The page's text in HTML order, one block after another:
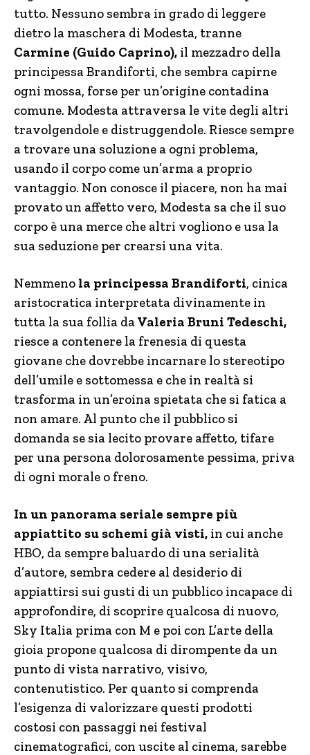
tutto. Nessuno sembra in grado di leggere
dietro la maschera di Modesta, tranne
Carmine (Guido Caprino), il mezzadro della
principessa Brandiforti, che sembra capirne
ogni mossa, forse per un’origine contadina
comune. Modesta attraversa le vite degli altri
travolgendole e distruggendole. Riesce sempre
a trovare una soluzione a ogni problema,
usando il corpo come un’arma a proprio
vantaggio. Non conosce il piacere, non ha mai
provato un affetto vero, Modesta sa che il suo
corpo è una merce che altri vogliono e usa la
sua seduzione per crearsi una vita.
Nemmeno la principessa Brandiforti, cinica
aristocratica interpretata divinamente in
tutta la sua follia daValeria Bruni Tedeschi,
riesce a contenere la frenesia di questa
giovane che dovrebbe incarnare lo stereotipo
dell’umile e sottomessa e che in realtà si
trasforma in un’eroina spietata che si fatica a
non amare. Al punto che il pubblico si
domanda se sia lecito provare affetto, tifare
per una persona dolorosamente pessima, priva
di ogni morale o freno.
In un panorama seriale sempre più
appiattito su schemi già visti, in cui anche
HBO, da sempre baluardo di una serialità
d’autore, sembra cedere al desiderio di
appiattirsi sui gusti di un pubblico incapace di
approfondire, di scoprire qualcosa di nuovo,
Sky Italia prima con M e poi con L’arte della
gioia propone qualcosa di dirompente da un
punto di vista narrativo, visivo,
contenutistico. Per quanto si comprenda
l’esigenza di valorizzare questi prodotti
costosi con passaggi nei festival
cinematografici, con uscite al cinema, sarebbe